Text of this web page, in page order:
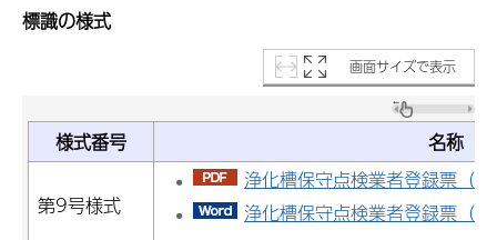
標識の様式
画面サイズで表示
様式番号 名称
第9号様式
浄化槽保守点検業者登録票（
浄化槽保守点検業者登録票（